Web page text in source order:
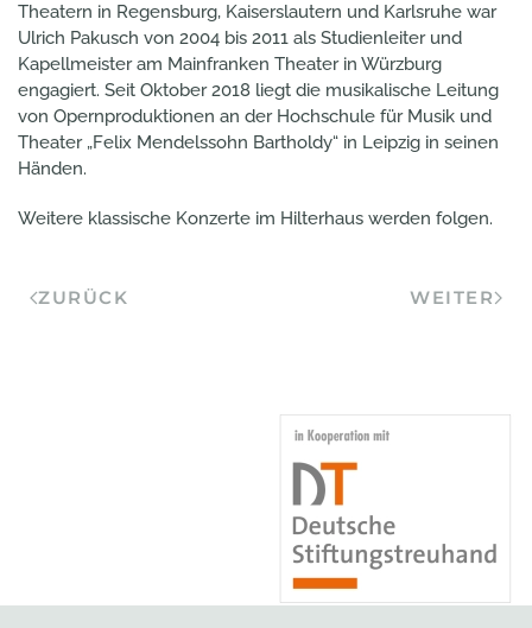
Theatern in Regensburg, Kaiserslautern und Karlsruhe war
Ulrich Pakusch von 2004 bis 2011 als Studienleiter und
Kapellmeister am Mainfranken Theater in Würzburg
engagiert. Seit Oktober 2018 liegt die musikalische Leitung
von Opernproduktionen an der Hochschule für Musik und
Theater „Felix Mendelssohn Bartholdy“ in Leipzig in seinen
Händen.
Weitere klassische Konzerte im Hilterhaus werden folgen.
ZURÜCK WEITER